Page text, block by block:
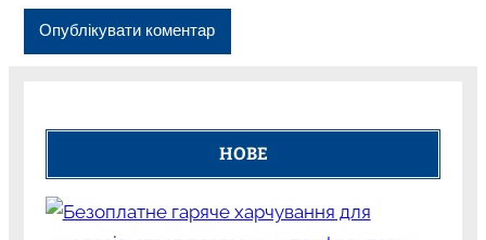
НОВЕ